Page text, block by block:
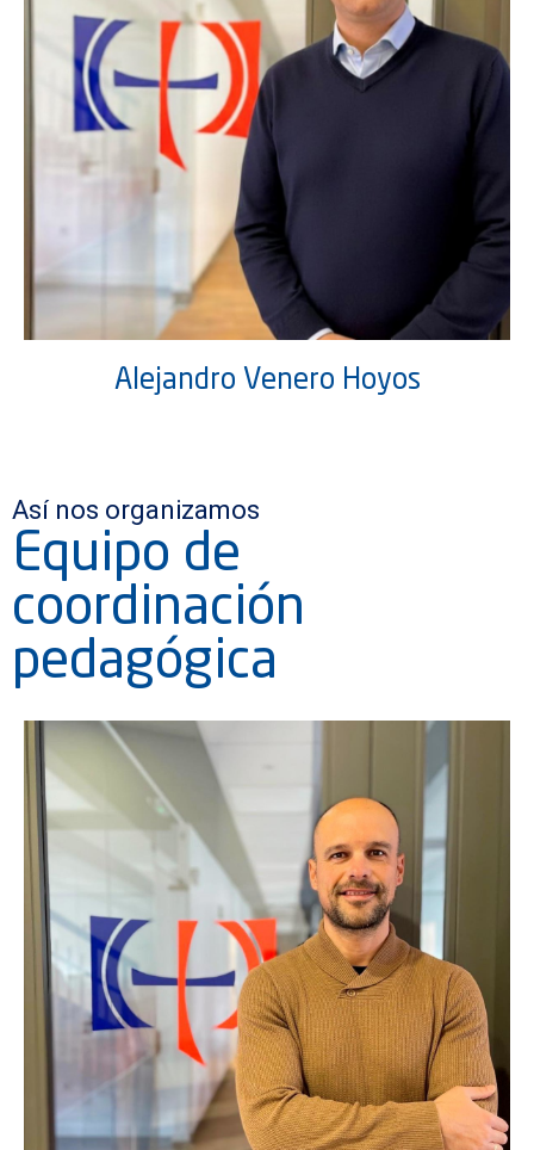
Alejandro Venero Hoyos
Así nos organizamos
Equipo de
coordinación
pedagógica